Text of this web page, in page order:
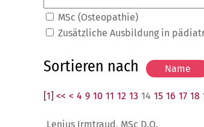
MSc (Osteopathie)
Zusätzliche Ausbildung in
Sortieren nach
[1] << < 4 9 10 11 12 13 14 15 16 17 18
Lenius Irmtraud, MSc D.O.